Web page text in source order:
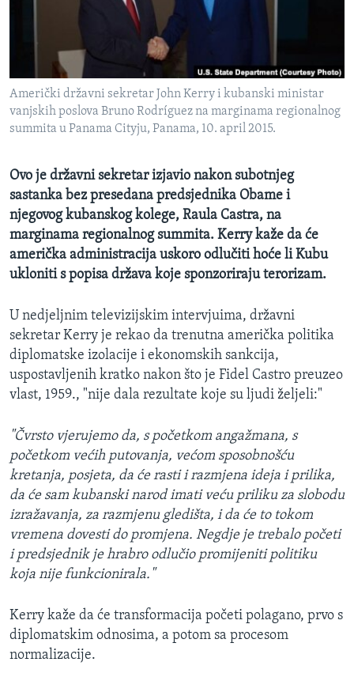
Learning English
PRATITE NAS
Jezici
Američki državni sekretar John Kerry i kubanski ministar
vanjskih poslova Bruno Rodríguez na marginama regionalnog
summita u Panama Cityju, Panama, 10. april 2015.
Ovo je državni sekretar izjavio nakon subotnjeg
sastanka bez presedana predsjednika Obame i
njegovog kubanskog kolege, Raula Castra, na
marginama regionalnog summita. Kerry kaže da će
američka administracija uskoro odlučiti hoće li Kubu
ukloniti s popisa država koje sponzoriraju terorizam.
U nedjeljnim televizijskim intervjuima, državni
sekretar Kerry je rekao da trenutna američka politika
diplomatske izolacije i ekonomskih sankcija,
uspostavljenih kratko nakon što je Fidel Castro preuzeo
vlast, 1959., "nije dala rezultate koje su ljudi željeli:"
"Čvrsto vjerujemo da, s početkom angažmana, s
početkom većih putovanja, većom sposobnošću
kretanja, posjeta, da će rasti i razmjena ideja i prilika,
da će sam kubanski narod imati veću priliku za slobodu
izražavanja, za razmjenu gledišta, i da će to tokom
vremena dovesti do promjena. Negdje je trebalo početi
i predsjednik je hrabro odlučio promijeniti politiku
koja nije funkcionirala."
Kerry kaže da će transformacija početi polagano, prvo s
diplomatskim odnosima, a potom sa procesom
normalizacije.